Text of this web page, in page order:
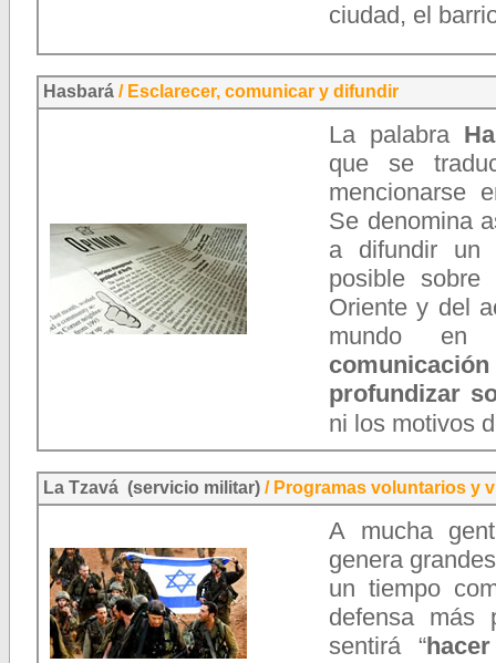
ciudad, el
Hasbará / Esclarecer, comunicar y difundir
La palabra
que se
mencionarse
Se denomina
a difundir un
posible
Oriente y del
mundo
profundizar
ni los motivos
La Tzavá (servicio militar) / Programas voluntarios y
A mucha
genera
un tiempo
defensa más
sentirá “